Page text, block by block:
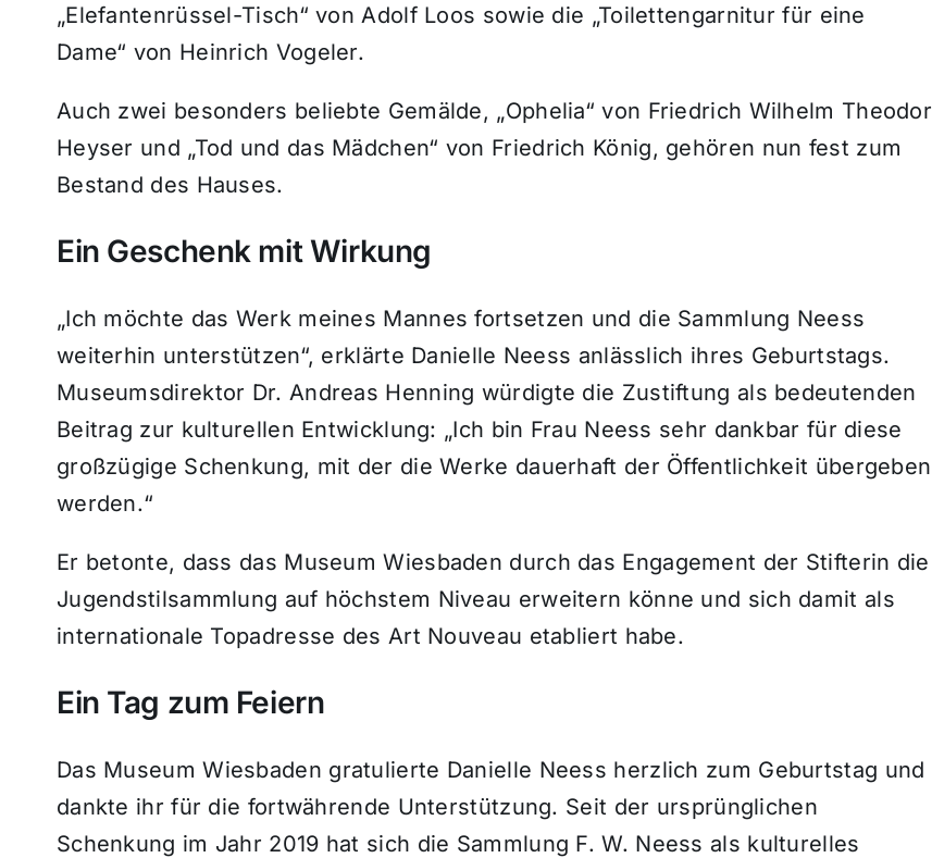
„Elefantenrüssel-Tisch“ von Adolf Loos sowie die „Toilettengarnitur für eine
Dame“ von Heinrich Vogeler.
Auch zwei besonders beliebte Gemälde, „Ophelia“ von Friedrich Wilhelm Theodor
Heyser und „Tod und das Mädchen“ von Friedrich König, gehören nun fest zum
Bestand des Hauses.
Ein Geschenk mit Wirkung
„Ich möchte das Werk meines Mannes fortsetzen und die Sammlung Neess
weiterhin unterstützen“, erklärte Danielle Neess anlässlich ihres Geburtstags.
Museumsdirektor Dr. Andreas Henning würdigte die Zustiftung als bedeutenden
Beitrag zur kulturellen Entwicklung: „Ich bin Frau Neess sehr dankbar für diese
großzügige Schenkung, mit der die Werke dauerhaft der Öffentlichkeit übergeben
werden.“
Er betonte, dass das Museum Wiesbaden durch das Engagement der Stifterin die
Jugendstilsammlung auf höchstem Niveau erweitern könne und sich damit als
internationale Topadresse des Art Nouveau etabliert habe.
Ein Tag zum Feiern
Das Museum Wiesbaden gratulierte Danielle Neess herzlich zum Geburtstag und
dankte ihr für die fortwährende Unterstützung. Seit der ursprünglichen
Schenkung im Jahr 2019 hat sich die Sammlung F. W. Neess als kulturelles